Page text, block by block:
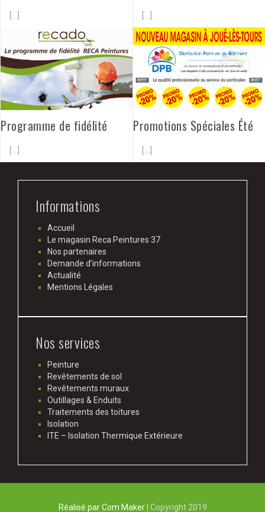
Programme de fidélité
[…]
Promotions Spéciales Été
[…]
Informations
Accueil
Le magasin Reca Peintures 37
Nos partenaires
Demande d’informations
Actualité
Mentions Légales
Nos services
Peinture
Revêtements de sol
Revêtements muraux
Outillages & Enduits
Traitements des toitures
Isolation
ITE – Isolation Thermique Extérieure
Réalisé par Com Maker Copyright 2019